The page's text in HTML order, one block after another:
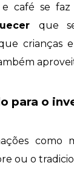
café se
que
crianças
para o
como
ou o